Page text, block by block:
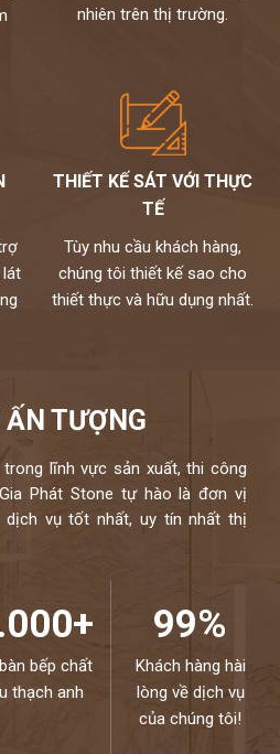
nhiên trên thị trường.
lát
THIẾT KẾ SÁT VỚI THỰC
TẾ
Tùy nhu cầu khách hàng,
chúng tôi thiết kế sao cho
thiết thực và hữu dụng nhất.
ẤN TƯỢNG
lĩnh vực sản xuất, thi công
Phát Stone tự hào là đơn vị
dịch vụ tốt nhất, uy tín nhất thị
bếp chất
thạch anh
99%
Khách hàng hài
lòng về dịch vụ
của chúng tôi!